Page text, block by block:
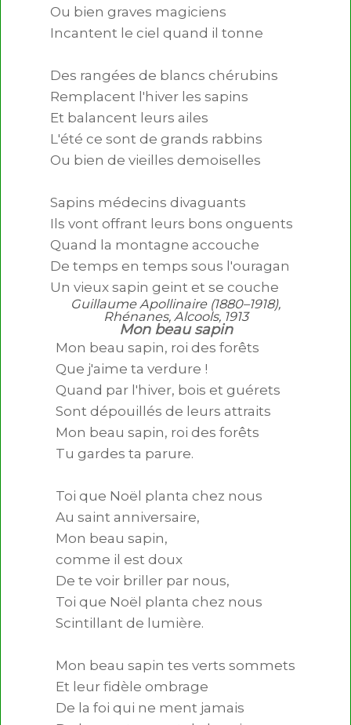
Ou bien graves magiciens
Incantent le ciel quand il tonne
Des rangées de blancs chérubins
Remplacent l'hiver les sapins
Et balancent leurs ailes
L'été ce sont de grands rabbins
Ou bien de vieilles demoiselles
Sapins médecins divaguants
Ils vont offrant leurs bons onguents
Quand la montagne accouche
De temps en temps sous l'ouragan
Un vieux sapin geint et se couche
Guillaume Apollinaire (1880–1918),
Rhénanes, Alcools, 1913
Mon beau sapin
Mon beau sapin, roi des forêts
Que j'aime ta verdure !
Quand par l'hiver, bois et guérets
Sont dépouillés de leurs attraits
Mon beau sapin, roi des forêts
Tu gardes ta parure.
Toi que Noël planta chez nous
Au saint anniversaire,
Mon beau sapin,
comme il est doux
De te voir briller par nous,
Toi que Noël planta chez nous
Scintillant de lumière.
Mon beau sapin tes verts sommets
Et leur fidèle ombrage
De la foi qui ne ment jamais